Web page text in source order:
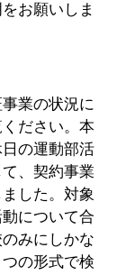
お願いしま
業の状況に
ださい。本
の運動部活
、契約事業
した。対象
について合
みにしかな
の形式で検